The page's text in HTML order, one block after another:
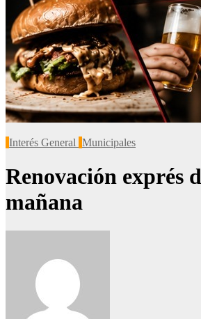
Interés General Municipales
Renovación exprés
mañana